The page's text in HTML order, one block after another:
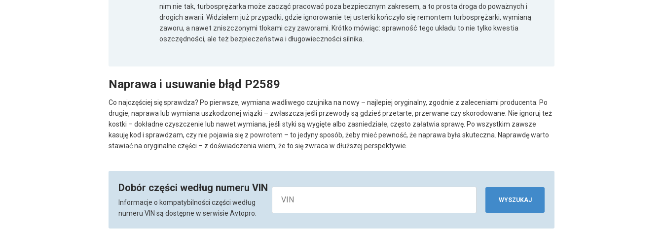
nim nie tak, turbosprężarka może zacząć pracować poza bezpiecznym zakresem, a to prosta droga do poważnych i
drogich awarii. Widziałem już przypadki, gdzie ignorowanie tej usterki kończyło się remontem turbosprężarki, wymianą
zaworu, a nawet zniszczonymi tłokami czy zaworami. Krótko mówiąc: sprawność tego układu to nie tylko kwestia
oszczędności, ale też bezpieczeństwa i długowieczności silnika.
Naprawa i usuwanie błąd P2589
Co najczęściej się sprawdza? Po pierwsze, wymiana wadliwego czujnika na nowy – najlepiej oryginalny, zgodnie z zaleceniami producenta. Po
drugie, naprawa lub wymiana uszkodzonej wiązki – zwłaszcza jeśli przewody są gdzieś przetarte, przerwane czy skorodowane. Nie ignoruj też
kostki – dokładne czyszczenie lub nawet wymiana, jeśli styki są wygięte albo zasniedziałe, często załatwia sprawę. Po wszystkim zawsze
kasuję kod i sprawdzam, czy nie pojawia się z powrotem – to jedyny sposób, żeby mieć pewność, że naprawa była skuteczna. Naprawdę warto
stawiać na oryginalne części – z doświadczenia wiem, że to się zwraca w dłuższej perspektywie.
Dobór części według numeru VIN
Informacje o kompatybilności części według
numeru VIN są dostępne w serwisie Avtopro.
WYSZUKAJ